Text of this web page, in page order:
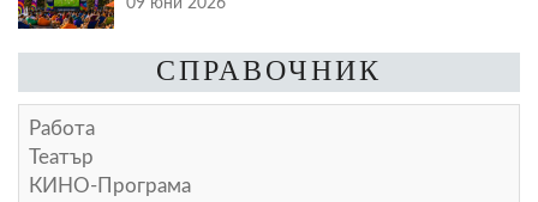
СПРАВОЧНИК
Работа
Театър
КИНО-Програма